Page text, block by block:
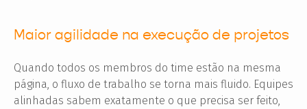
Maior agilidade na execução de projetos
Quando todos os membros do time estão na mesma
página, o fluxo de trabalho se torna mais fluido. Equipes
alinhadas sabem exatamente o que precisa ser feito,